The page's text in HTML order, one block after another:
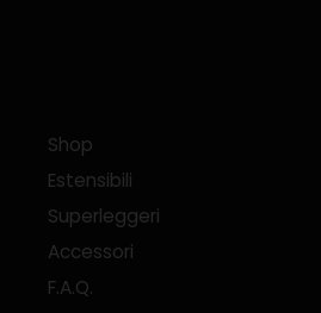
Shop
Estensibili
Superleggeri
Accessori
F.A.Q.